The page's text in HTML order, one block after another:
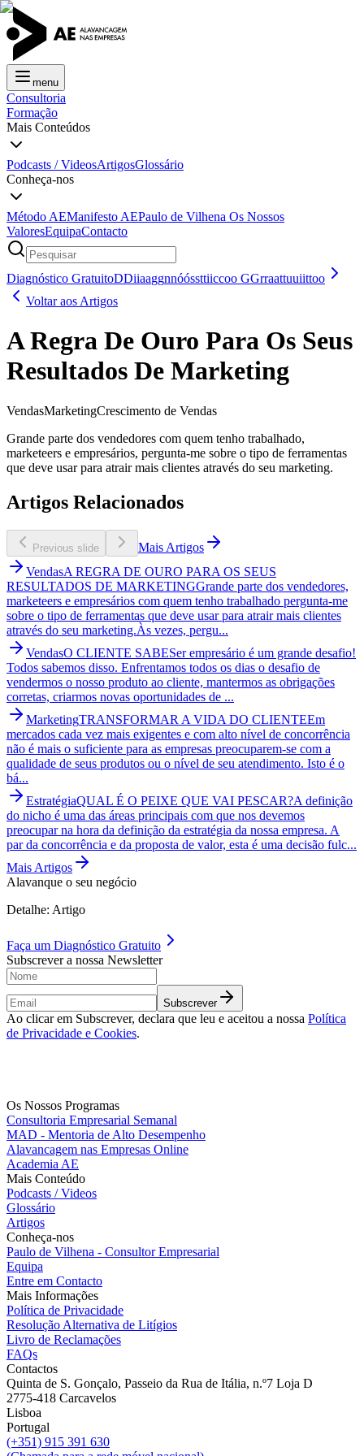
menu
Consultoria
Formação
Mais Conteúdos
Podcasts / VideosArtigosGlossário
Conheça-nos
Método AEManifesto AEPaulo de Vilhena Os Nossos
ValoresEquipaContacto
Diagnóstico GratuitoDDiiaaggnnóóssttiiccoo GGrraattuuiittoo
Voltar aos Artigos
A Regra De Ouro Para Os Seus
Resultados De Marketing
VendasMarketingCrescimento de Vendas
Grande parte dos vendedores com quem tenho trabalhado,
marketeers e empresários, pergunta-me sobre o tipo de ferramentas
que deve usar para atrair mais clientes através do seu marketing.
Artigos Relacionados
Previous slide
Mais Artigos
VendasA REGRA DE OURO PARA OS SEUS
RESULTADOS DE MARKETINGGrande parte dos vendedores,
marketeers e empresários com quem tenho trabalhado pergunta-me
sobre o tipo de ferramentas que deve usar para atrair mais clientes
através do seu marketing.Às vezes, pergu...
VendasO CLIENTE SABESer empresário é um grande desafio!
Todos sabemos disso. Enfrentamos todos os dias o desafio de
vendermos o nosso produto ao cliente, mantermos as obrigações
corretas, criarmos novas oportunidades de ...
MarketingTRANSFORMAR A VIDA DO CLIENTEEm
mercados cada vez mais exigentes e com alto nível de concorrência
não é mais o suficiente para as empresas preocuparem-se com a
qualidade de seus produtos ou o nível de seu atendimento. Isto é o
bá...
EstratégiaQUAL É O PEIXE QUE VAI PESCAR?A definição
do nicho é uma das áreas principais com que nos devemos
preocupar na hora da definição da estratégia da nossa empresa. A
par da concorrência e da proposta de valor, esta é uma decisão fulc...
Mais Artigos
Alavanque o seu negócio
Detalhe: Artigo
Faça um Diagnóstico Gratuito
Subscrever a nossa Newsletter
Subscrever
Ao clicar em Subscrever, declara que leu e aceitou a nossa Política
de Privacidade e Cookies.
Os Nossos Programas
Consultoria Empresarial Semanal
MAD - Mentoria de Alto Desempenho
Alavancagem nas Empresas Online
Academia AE
Mais Conteúdo
Podcasts / Videos
Glossário
Artigos
Conheça-nos
Paulo de Vilhena - Consultor Empresarial
Equipa
Entre em Contacto
Mais Informações
Política de Privacidade
Resolução Alternativa de Litígios
Livro de Reclamações
FAQs
Contactos
Quinta de S. Gonçalo, Passeio da Rua de Itália, n.º7 Loja D
2775-418 Carcavelos
Lisboa
Portugal
(+351) 915 391 630